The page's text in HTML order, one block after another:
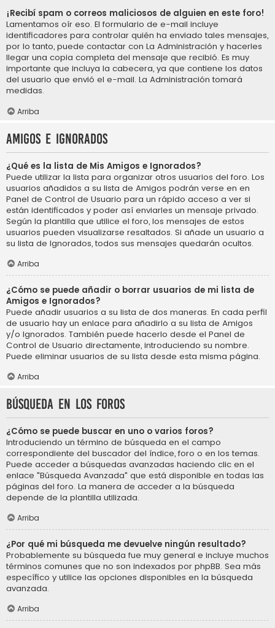
¡Recibí spam o correos maliciosos de alguien en este foro!
Lamentamos oír eso. El formulario de e-mail incluye
identificadores para controlar quién ha enviado tales mensajes,
por lo tanto, puede contactar con La Administración y hacerles
llegar una copia completa del mensaje que recibió. Es muy
importante que incluya la cabecera, ya que contiene los datos
del usuario que envió el e-mail. La Administración tomará
medidas.
Arriba
Amigos e Ignorados
¿Qué es la lista de Mis Amigos e Ignorados?
Puede utilizar la lista para organizar otros usuarios del foro. Los
usuarios añadidos a su lista de Amigos podrán verse en en
Panel de Control de Usuario para un rápido acceso a ver si
están identificados y poder así enviarles un mensaje privado.
Según la plantilla que utilice el foro, los mensajes de estos
usuarios pueden visualizarse resaltados. Si añade un usuario a
su lista de Ignorados, todos sus mensajes quedarán ocultos.
Arriba
¿Cómo se puede añadir o borrar usuarios de mi lista de
Amigos e Ignorados?
Puede añadir usuarios a su lista de dos maneras. En cada perfil
de usuario hay un enlace para añadirlo a su lista de Amigos
y/o Ignorados. También puede hacerlo desde el Panel de
Control de Usuario directamente, introduciendo su nombre.
Puede eliminar usuarios de su lista desde esta misma página.
Arriba
Búsqueda en los foros
¿Cómo se puede buscar en uno o varios foros?
Introduciendo un término de búsqueda en el campo
correspondiente del buscador del índice, foro o en los temas.
Puede acceder a búsquedas avanzadas haciendo clic en el
enlace "Búsqueda Avanzada" que está disponible en todas las
páginas del foro. La manera de acceder a la búsqueda
depende de la plantilla utilizada.
Arriba
¿Por qué mi búsqueda me devuelve ningún resultado?
Probablemente su búsqueda fue muy general e incluye muchos
términos comunes que no son indexados por phpBB. Sea más
específico y utilice las opciones disponibles en la búsqueda
avanzada.
Arriba